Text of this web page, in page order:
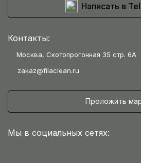
Написать в
Контакты:
Москва, Скотопрогонная 35 стр. 6А
zakaz@filaclean.ru
Проложить
Мы в социальных сетях: